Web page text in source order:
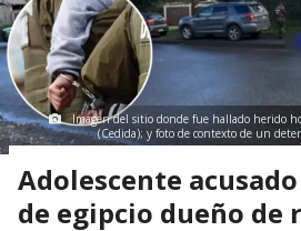
Adolescente
de egipcio dueño de
en Coronel será
sábado
José Manuel Lagos
Corresponsal Radio El